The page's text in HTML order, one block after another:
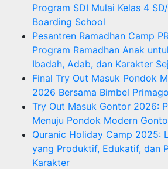
Program SDI Mulai Kelas 4
Boarding School
Pesantren Ramadhan Camp
Program Ramadhan Anak
Ibadah, Adab, dan Karakter
Final Try Out Masuk Pondok
2026 Bersama Bimbel
Try Out Masuk Gontor 2026:
Menuju Pondok Modern
Quranic Holiday Camp 2025:
yang Produktif, Edukatif, dan
Karakter